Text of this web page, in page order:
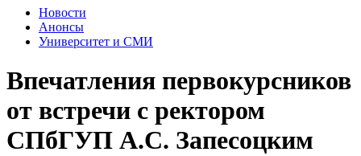
Новости
Анонсы
Университет и СМИ
Впечатления первокурсников
от встречи с ректором
СПбГУП А.С. Запесоцким